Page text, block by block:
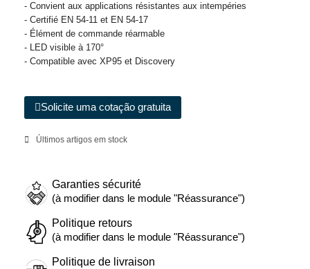
- Convient aux applications résistantes aux intempéries
- Certifié EN 54-11 et EN 54-17
- Élément de commande réarmable
- LED visible à 170°
- Compatible avec XP95 et Discovery
Solicite uma cotação gratuita
Últimos artigos em stock
Garanties sécurité
(à modifier dans le module "Réassurance")
Politique retours
(à modifier dans le module "Réassurance")
Politique de livraison